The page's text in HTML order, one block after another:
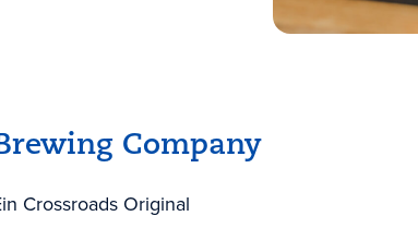
Company
Crossroads Original